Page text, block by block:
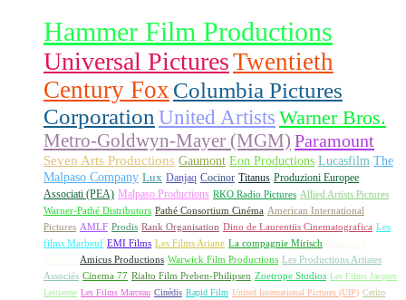
Hammer Film Productions
Universal PicturesTwentieth
Century Fox Columbia Pictures
Corporation United Artists Warner Bros.
Metro-Goldwyn-Mayer (MGM) Paramount
Seven Arts Productions Gaumont Eon Productions Lucasfilm The
Malpaso Company Lux Danjaq Cocinor Titanus Produzioni Europee
Associati (PEA) Malpaso Productions RKO Radio Pictures Allied Artists Pictures
Warner-Pathé Distributors Pathé Consortium Cinéma American International
Pictures AMLF Prodis Rank Organisation Dino de Laurentiis Cinematografica Les
films Marbeuf EMI Films Les Films Ariane La compagnie Mirisch
Amicus Productions Warwick Film Productions Les Productions Artistes
Associés Cinema 77 Rialto Film Preben-Philipsen Zoetrope Studios Les Films Jacques
Leitienne Les Films Marceau Cinédis Rapid Film United International Pictures (UIP) Cerito